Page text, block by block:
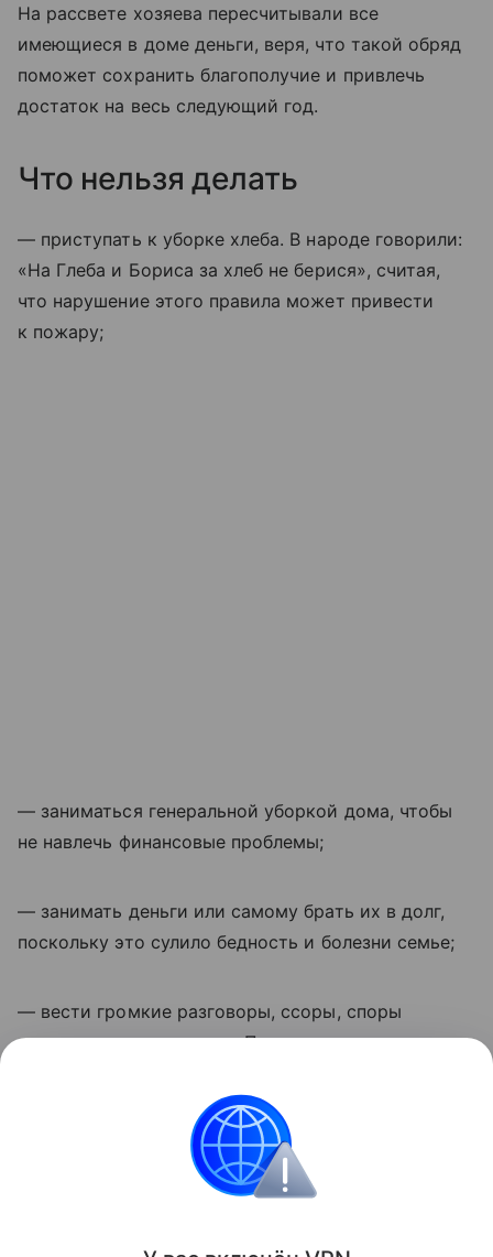
На рассвете хозяева пересчитывали все
имеющиеся в доме деньги, веря, что такой обряд
поможет сохранить благополучие и привлечь
достаток на весь следующий год.
Что нельзя делать
— приступать к уборке хлеба. В народе говорили:
«На Глеба и Бориса за хлеб не берися», считая,
что нарушение этого правила может привести
к пожару;
— заниматься генеральной уборкой дома, чтобы
не навлечь финансовые проблемы;
— занимать деньги или самому брать их в долг,
поскольку это сулило бедность и болезни семье;
— вести громкие разговоры, ссоры, споры
и чрезмерно веселиться. По народным
могла отпугнуть удачу и благополучие.
Новости Религия
Поделиться